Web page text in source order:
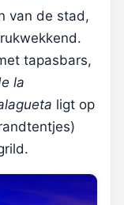
van de stad,
tapasbars,
la
ligt op